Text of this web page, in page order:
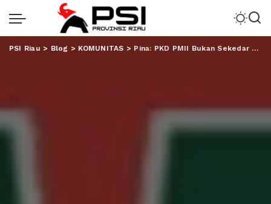
PSI Riau > Blog > KOMUNITAS > Pina: PKD PMII Bukan Sekedar Formalitas